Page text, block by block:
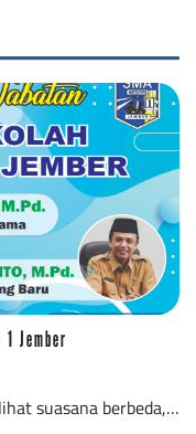
Jember
suasana berbeda,…